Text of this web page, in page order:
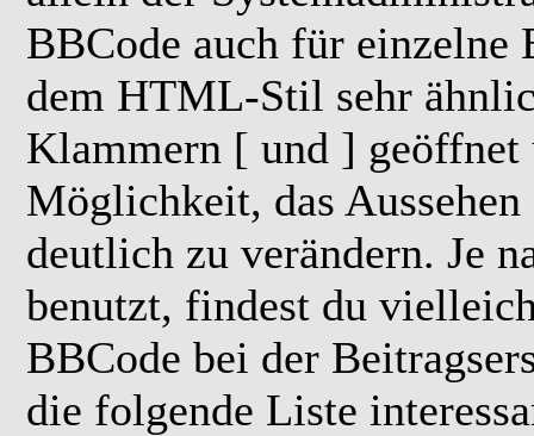
BBCode auch für einzelne
dem HTML-Stil sehr
Klammern [ und ] geöffnet
Möglichkeit, das Aussehen
deutlich zu verändern. Je
benutzt, findest du
BBCode bei der
die folgende Liste